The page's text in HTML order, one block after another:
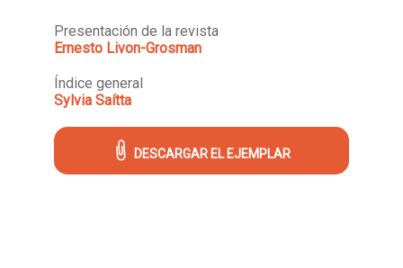
Presentación de la revista
Ernesto Livon-Grosman
Índice general
Sylvia Saítta
DESCARGAR EL EJEMPLAR